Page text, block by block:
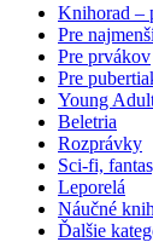
Knihorad –
Pre
Pre prvákov
Pre
Young
Beletria
Rozprávky
Sci-fi,
Leporelá
Náučné
Ďalšie